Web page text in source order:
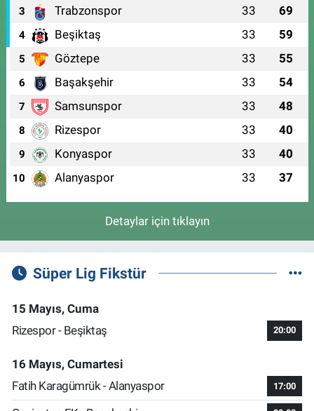
3 Trabzonspor 33 69
4 Beşiktaş 33 59
5 Göztepe 33 55
6 Başakşehir 33 54
7 Samsunspor 33 48
8 Rizespor 33 40
9 Konyaspor 33 40
10 Alanyaspor 33 37
Detaylar için tıklayın
Süper Lig Fikstür
15 Mayıs, Cuma
Rizespor - Beşiktaş
20:00
16 Mayıs, Cumartesi
Fatih Karagümrük - Alanyaspor
17:00